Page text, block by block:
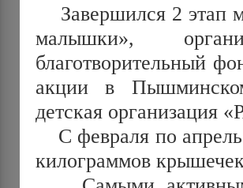
Завершился 2 этап
малышки»,
благотворительный
акции в
детская организация
С февраля по
килограммов